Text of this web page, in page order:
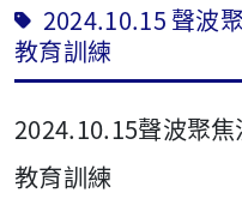
2024.10.15 聲波
教育訓練
2024.10.15聲波聚
教育訓練